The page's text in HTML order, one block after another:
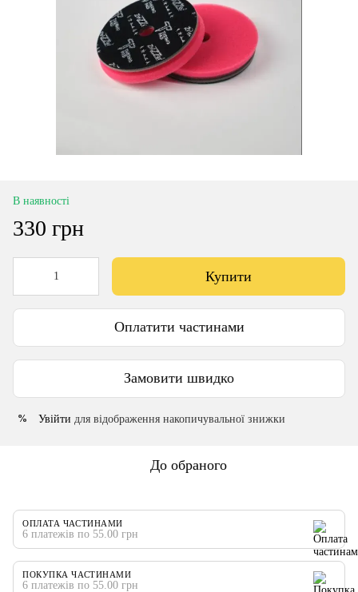
В наявності
330 грн
Купити
Оплатити частинами
Замовити швидко
% Увійти для відображення накопичувальної знижки
До обраного
ОПЛАТА ЧАСТИНАМИ
6 платежів по 55.00 грн
ПОКУПКА ЧАСТИНАМИ
6 платежів по 55.00 грн